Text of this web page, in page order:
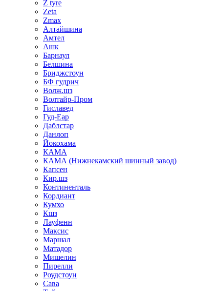
Z tyre
Zeta
Zmax
Алтайшина
Амтел
Ашк
Барнаул
Белшина
Бриджстоун
БФ гудрич
Волж.шз
Волтайр-Пром
Гиславед
Гуд-Еар
Даблстар
Данлоп
Йокохама
КАМА
КАМА (Нижнекамский шинный завод)
Капсен
Кир.шз
Континенталь
Кордиант
Кумхо
Кшз
Лауфенн
Максис
Маршал
Матадор
Мишелин
Пирелли
Роудстоун
Сава